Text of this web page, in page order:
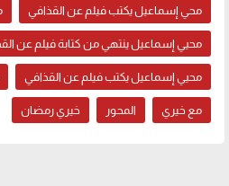
محي إسماعيل يكتب فيلم عن القذافي
محيي إسماعيل ينتهي من كتابة فيلم عن
محيي إسماعيل يكتب فيلم عن القذافي
مع خيري المحور خيري رمضان